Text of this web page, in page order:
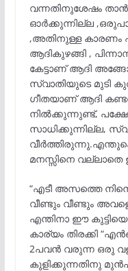
വന്നതിനുശേഷം താൻ
ഓർക്കുന്നില്ല
,അതിനുള്ള കാരണം
ആദികുഴങ്ങി ,
കേട്ടാണ് ആദി
സ്വാതിയുടെ മുടി
ഗീതയാണ് ആദി കണ്ടത്
നിൽക്കുന്നുണ്ട്,
സാധിക്കുന്നില്ല,
മനസ്സിനെ വല്ലാതെ
“എടീ അസത്തെ
വീണ്ടും വീണ്ടും
എന്തിനാ ഈ
കാര്യം തിരക്കി
2പവൻ വരുന്ന ഒരു
കുളിക്കുന്നതിനു